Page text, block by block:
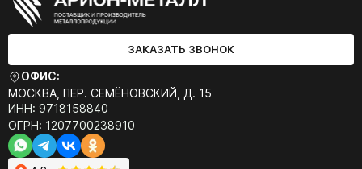
ЗАКАЗАТЬ ЗВОНОК
ОФИС:
МОСКВА, ПЕР. СЕМЁНОВСКИЙ, Д. 15
ИНН: 9718158840
ОГРН: 1207700238910